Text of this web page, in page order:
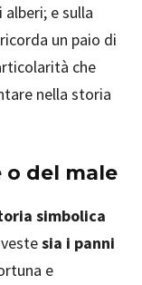
e sulla
un paio di
che
nella storia
o del male
simbolica
sia i panni
e